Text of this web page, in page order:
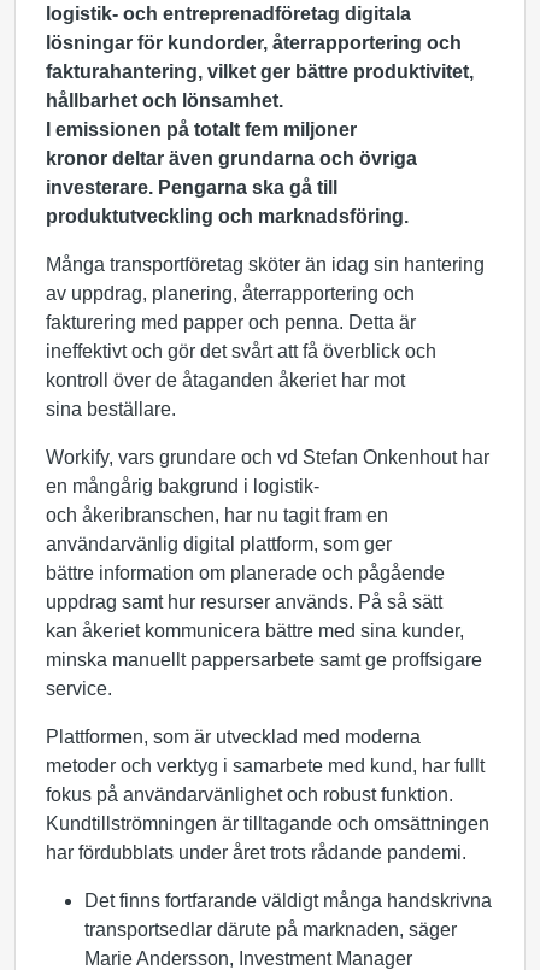
logistik- och entreprenadföretag digitala
lösningar för kundorder, återrapportering och
fakturahantering, vilket ger bättre produktivitet,
hållbarhet och lönsamhet.
I emissionen på totalt fem miljoner
kronor deltar även grundarna och övriga
investerare. Pengarna ska gå till
produktutveckling och marknadsföring.
Många transportföretag sköter än idag sin hantering
av uppdrag, planering, återrapportering och
fakturering med papper och penna. Detta är
ineffektivt och gör det svårt att få överblick och
kontroll över de åtaganden åkeriet har mot
sina beställare.
Workify, vars grundare och vd Stefan Onkenhout har
en mångårig bakgrund i logistik-
och åkeribranschen, har nu tagit fram en
användarvänlig digital plattform, som ger
bättre information om planerade och pågående
uppdrag samt hur resurser används. På så sätt
kan åkeriet kommunicera bättre med sina kunder,
minska manuellt pappersarbete samt ge proffsigare
service.
Plattformen, som är utvecklad med moderna
metoder och verktyg i samarbete med kund, har fullt
fokus på användarvänlighet och robust funktion.
Kundtillströmningen är tilltagande och omsättningen
har fördubblats under året trots rådande pandemi.
Det finns fortfarande väldigt många handskrivna
transportsedlar därute på marknaden, säger
Marie Andersson, Investment Manager